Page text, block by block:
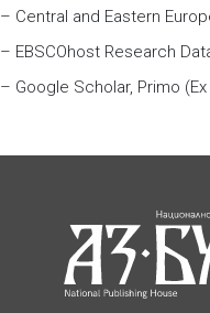
– Central and Eastern
– EBSCOhost Research
– Google Scholar, Primo